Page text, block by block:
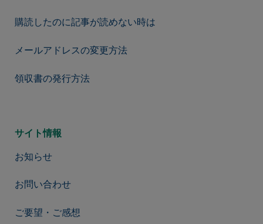
購読したのに記事が読めない時は
メールアドレスの変更方法
領収書の発行方法
サイト情報
お知らせ
お問い合わせ
ご要望・ご感想